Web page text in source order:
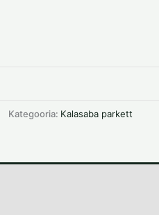
Kategooria: Kalasaba parkett